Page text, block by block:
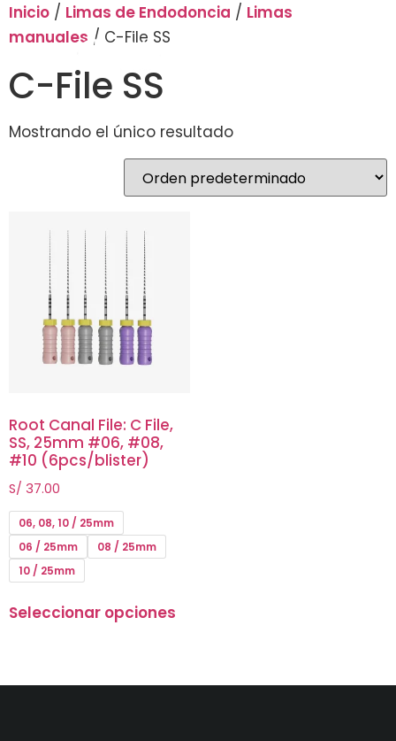
Inicio / Limas de Endodoncia / Limas
manuales / C-File SS
C-File SS
Mostrando el único resultado
Root Canal File: C File,
SS, 25mm #06, #08,
#10 (6pcs/blister)
S/ 37.00
06, 08, 10 / 25mm
06 / 25mm
08 / 25mm
10 / 25mm
Seleccionar opciones